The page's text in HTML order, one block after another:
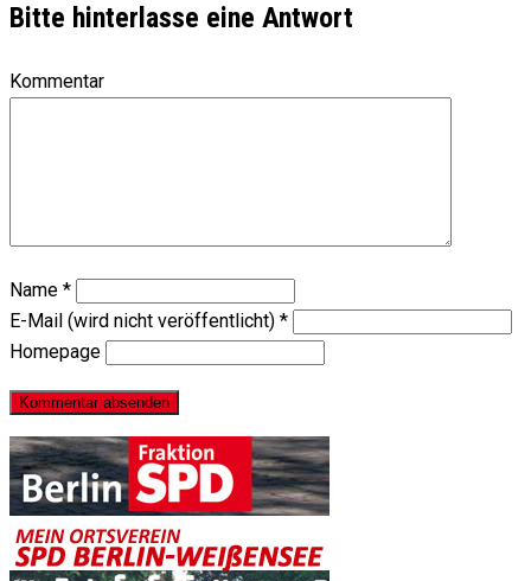
Bitte hinterlasse eine Antwort
Kommentar
Name *
E-Mail (wird nicht veröffentlicht) *
Homepage